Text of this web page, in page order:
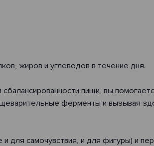
жиров и углеводов в течение дня.
пищи, вы
ферменты и вызывая
самочувствия, и для фигуры) и